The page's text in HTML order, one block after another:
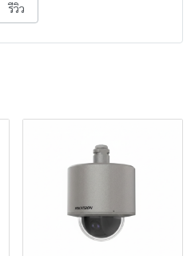
รีวิว